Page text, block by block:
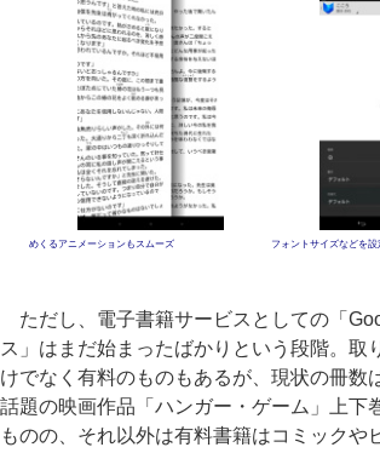
めくるアニメーションもスムーズ フォントサイズなどを設
ただし、電子書籍サービスとしての「
ス」はまだ始まったばかりという段階。取
けでなく有料のものもあるが、現状の冊数
話題の映画作品「ハンガー・ゲーム」上下
ものの、それ以外は有料書籍はコミックや